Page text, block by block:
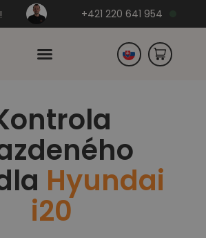
+421 220 641 954
Hyundai
i20